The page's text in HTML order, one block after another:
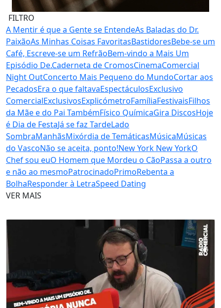
FILTRO
A Mentir é que a Gente se EntendeAs Baladas do Dr.
PaixãoAs Minhas Coisas FavoritasBastidoresBebe-se um
Café, Escreve-se um RefrãoBem-vindo a Mais Um
Episódio De.Caderneta de CromosCinemaComercial
Night OutConcerto Mais Pequeno do MundoCortar aos
PecadosEra o que faltavaEspectáculosExclusivo
ComercialExclusivosExplicómetroFamíliaFestivaisFilhos
da Mãe e do Pai TambémFísico QuímicaGira DiscosHoje
é Dia de FestaJá se faz TardeLado
SombraManhãsMixórdia de TemáticasMúsicaMúsicas
do VascoNão se aceita, ponto!New York New YorkO
Chef sou euO Homem que Mordeu o CãoPassa a outro
e não ao mesmoPatrocinadoPrimoRebenta a
BolhaResponder à LetraSpeed Dating
VER MAIS